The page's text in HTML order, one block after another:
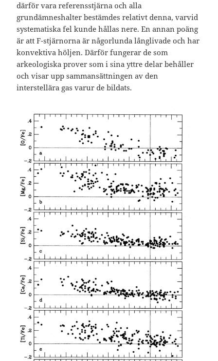
därför vara referensstjärna och alla
grundämneshalter bestämdes relativt denna, varvid
systematiska fel kunde hållas nere. En annan poäng
är att F-stjärnorna är någorlunda långlivade och har
konvektiva höljen. Därför fungerar de som
arkeologiska prover som i sina yttre delar behåller
och visar upp sammansättningen av den
interstellära gas varur de bildats.